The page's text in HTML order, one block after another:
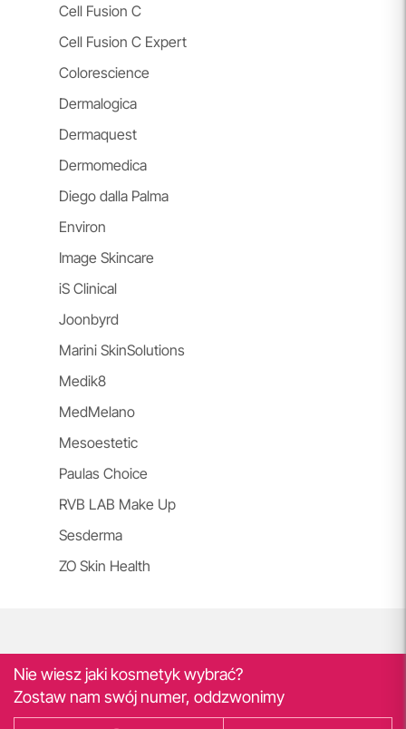
Cell Fusion C
Cell Fusion C Expert
Colorescience
Dermalogica
Dermaquest
Dermomedica
Diego dalla Palma
Environ
Image Skincare
iS Clinical
Joonbyrd
Marini SkinSolutions
Medik8
MedMelano
Mesoestetic
Paulas Choice
RVB LAB Make Up
Sesderma
ZO Skin Health
Nie wiesz jaki kosmetyk wybrać?
Zostaw nam swój numer, oddzwonimy